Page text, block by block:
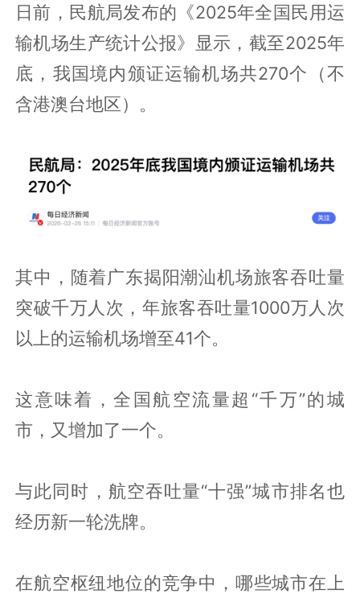
日前，民航局发布的《2025年全国民用运
输机场生产统计公报》显示，截至2025年
底，我国境内颁证运输机场共270个（不
含港澳台地区）。
其中，随着广东揭阳潮汕机场旅客吞吐量
突破千万人次，年旅客吞吐量1000万人次
以上的运输机场增至41个。
这意味着，全国航空流量超“千万”的城
市，又增加了一个。
与此同时，航空吞吐量“十强”城市排名也
经历新一轮洗牌。
在航空枢纽地位的竞争中，哪些城市在上